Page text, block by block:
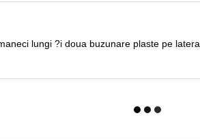
lungi ?i doua buzunare plaste pe